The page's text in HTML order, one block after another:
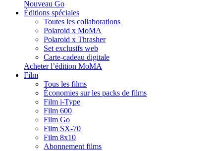
Nouveau Go
Éditions spéciales
Toutes les collaborations
Polaroid x MoMA
Polaroid x Thrasher
Set exclusifs web
Carte-cadeau digitale
Acheter l’édition MoMA
Film
Tous les films
Économies sur les packs de films
Film i-Type
Film 600
Film Go
Film SX-70
Film 8x10
Abonnement films